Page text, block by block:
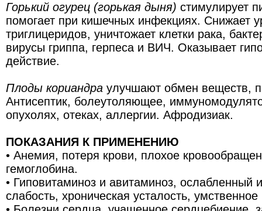
Горький огурец (горькая дыня) стимулирует
помогает при кишечных инфекциях. Снижает
триглицеридов, уничтожает клетки рака,
вирусы гриппа, герпеса и ВИЧ. Оказывает
действие.
Плоды кориандра улучшают обмен веществ,
Антисептик, болеутоляющее,
опухолях, отеках, аллергии. Афродизиак.
ПОКАЗАНИЯ К ПРИМЕНЕНИЮ
• Анемия, потеря крови, плохое
гемоглобина.
• Гиповитаминоз и авитаминоз, ослабленный
слабость, хроническая усталость,